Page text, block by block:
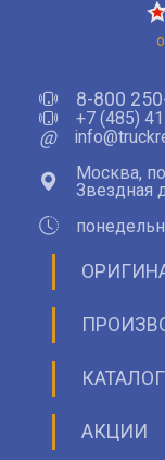
8-800
+7 (485)
@
Москва,
Звездная
АКЦИИ